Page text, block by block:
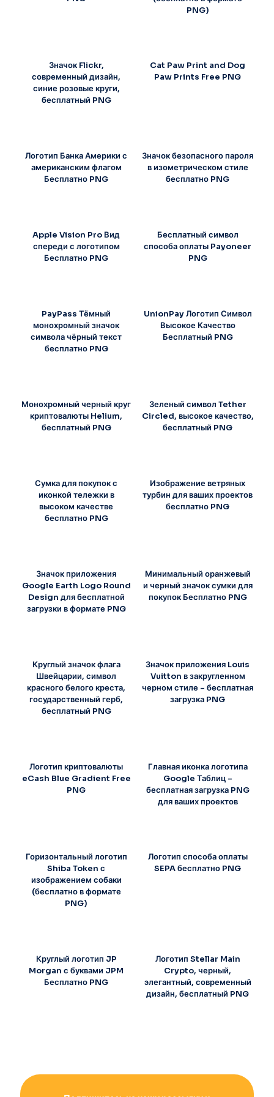
PNG)
Значок Flickr,
современный дизайн,
синие розовые круги,
бесплатный PNG
Cat Paw Print and Dog
Paw Prints Free PNG
Логотип Банка Америки с
американским флагом
Бесплатно PNG
Значок безопасного пароля
в изометрическом стиле
бесплатно PNG
Apple Vision Pro Вид
спереди с логотипом
Бесплатно PNG
Бесплатный символ
способа оплаты Payoneer
PNG
PayPass Тёмный
монохромный значок
символа чёрный текст
бесплатно PNG
UnionPay Логотип Символ
Высокое Качество
Бесплатный PNG
Монохромный черный круг
криптовалюты Helium,
бесплатный PNG
Зеленый символ Tether
Circled, высокое качество,
бесплатный PNG
Сумка для покупок с
иконкой тележки в
высоком качестве
бесплатно PNG
Изображение ветряных
турбин для ваших проектов
бесплатно PNG
Значок приложения
Google Earth Logo Round
Design для бесплатной
загрузки в формате PNG
Минимальный оранжевый
и черный значок сумки для
покупок Бесплатно PNG
Круглый значок флага
Швейцарии, символ
красного белого креста,
государственный герб,
бесплатный PNG
Значок приложения Louis
Vuitton в закругленном
черном стиле – бесплатная
загрузка PNG
Логотип криптовалюты
eCash Blue Gradient Free
PNG
Главная иконка логотипа
Google Таблиц –
бесплатная загрузка PNG
для ваших проектов
Горизонтальный логотип
Shiba Token с
изображением собаки
(бесплатно в формате
PNG)
Логотип способа оплаты
SEPA бесплатно PNG
Круглый логотип JP
Morgan с буквами JPM
Бесплатно PNG
Логотип Stellar Main
Crypto, черный,
элегантный, современный
дизайн, бесплатный PNG